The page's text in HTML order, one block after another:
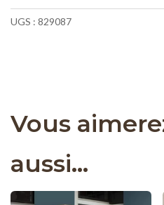
UGS : 829087
Vous
aussi…